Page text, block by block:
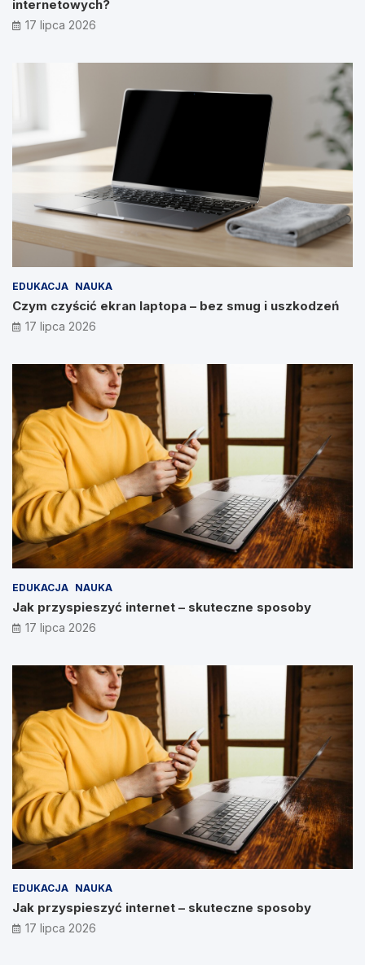
internetowych?
17 lipca 2026
EDUKACJA NAUKA
Czym czyścić ekran laptopa – bez smug i uszkodzeń
17 lipca 2026
EDUKACJA NAUKA
Jak przyspieszyć internet – skuteczne sposoby
17 lipca 2026
EDUKACJA NAUKA
Jak przyspieszyć internet – skuteczne sposoby
17 lipca 2026